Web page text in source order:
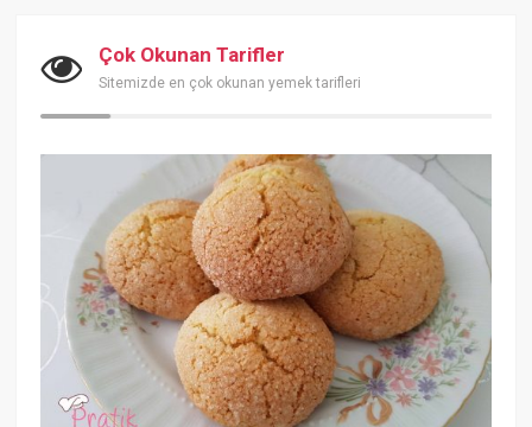
Çok Okunan Tarifler
Sitemizde en çok okunan yemek tarifleri